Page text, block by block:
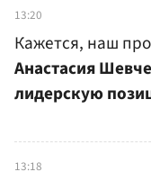
13:20
Кажется, наш
Анастасия
лидерскую
13:18